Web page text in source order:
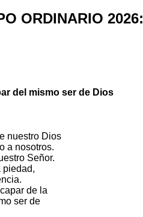
ORDINARIO 2026:
del mismo ser de Dios
nuestro Dios
a nosotros.
Señor.
piedad,
de la
ser de